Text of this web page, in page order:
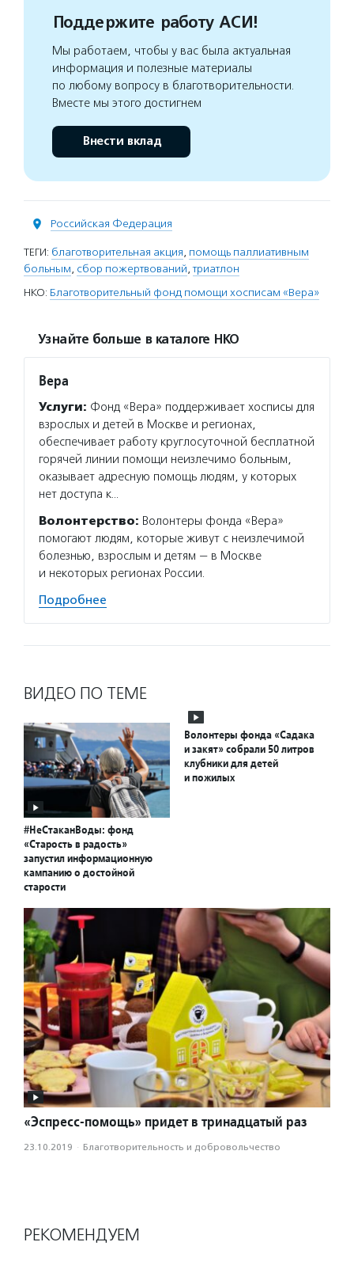
Поддержите работу АСИ!
Мы работаем, чтобы у вас была актуальная
информация и полезные материалы
по любому вопросу в благотворительности.
Вместе мы этого достигнем
Внести вклад
Российская Федерация
ТЕГИ: благотворительная акция, помощь паллиативным
больным, сбор пожертвований,триатлон
НКО: Благотворительный фонд помощи хосписам «Вера»
Узнайте больше в каталоге НКО
Вера
Услуги: Фонд «Вера» поддерживает хосписы для
взрослых и детей в Москве и регионах,
обеспечивает работу круглосуточной бесплатной
горячей линии помощи неизлечимо больным,
оказывает адресную помощь людям, у которых
нет доступа к…
Волонтерство: Волонтеры фонда «Вера»
помогают людям, которые живут с неизлечимой
болезнью, взрослым и детям — в Москве
и некоторых регионах России.
Подробнее
ВИДЕО ПО ТЕМЕ
#НеСтаканВоды: фонд
«Старость в радость»
запустил информационную
кампанию о достойной
старости
Волонтеры фонда «Садака
и закят» собрали 50 литров
клубники для детей
и пожилых
«Эспресс-помощь» придет в тринадцатый раз
23.10.2019 · Благотвори­тель­ность и доброволь­чест­во
РЕКОМЕНДУЕМ